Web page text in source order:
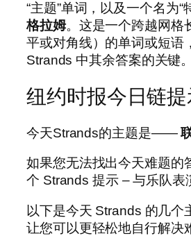
“主题”单词，以及一个名为“
格拉姆。这是一个跨越网格
平或对角线）的单词或短语
Strands 中其余答案的关键。
纽约时报今日链提
今天Strands的主题是——
如果您无法找出今天难题的
个 Strands 提示 – 与乐队表
以下是今天 Strands 的几个
让您可以更轻松地自行解决